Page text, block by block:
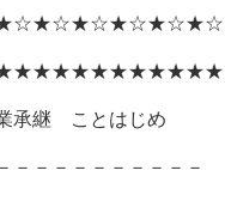
はじめ
－－－－－－－－－－